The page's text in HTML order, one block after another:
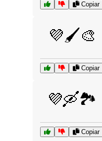
Copiar
💜🖌️🎨
Copiar
💜🛶🏞️
Copiar